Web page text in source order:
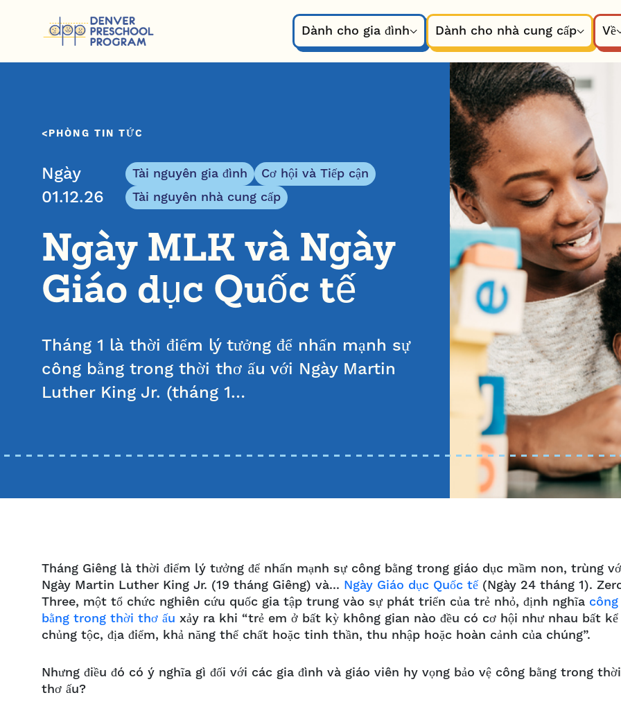
Dành cho gia đình
Dành cho nhà cung cấp Về
PHÒNG TIN TỨC
Ngày
01.12.26
Tài nguyên gia đình
Cơ hội và Tiếp cận
Tài nguyên nhà cung cấp
Ngày MLK và Ngày
Giáo dục Quốc tế
Tháng 1 là thời điểm lý tưởng để nhấn mạnh sự
công bằng trong thời thơ ấu với Ngày Martin
Luther King Jr. (tháng 1…
Tháng Giêng là thời điểm lý tưởng để nhấn mạnh sự công bằng trong giáo dục mầm non, trùng
Ngày Martin Luther King Jr. (19 tháng Giêng) và... Ngày Giáo dục Quốc tế(Ngày 24 tháng 1).
Three, một tổ chức nghiên cứu quốc gia tập trung vào sự phát triển của trẻ nhỏ, định nghĩa công
bằng trong thời thơ ấu xảy ra khi “trẻ em ở bất kỳ không gian nào đều có cơ hội như nhau bất kể
chủng tộc, địa điểm, khả năng thể chất hoặc tinh thần, thu nhập hoặc hoàn cảnh của chúng”.
Nhưng điều đó có ý nghĩa gì đối với các gia đình và giáo viên hy vọng bảo vệ công bằng trong thời
thơ ấu?